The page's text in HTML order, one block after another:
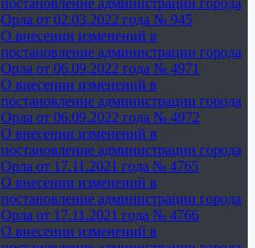
постановление администрации города
Орла от 02.03.2022 года № 945
О внесении изменений в
постановление администрации города
Орла от 06.09.2022 года № 4971
О внесении изменений в
постановление администрации города
Орла от 06.09.2022 года № 4972
О внесении изменений в
постановление администрации города
Орла от 17.11.2021 года № 4765
О внесении изменений в
постановление администрации города
Орла от 17.11.2021 года № 4766
О внесении изменений в